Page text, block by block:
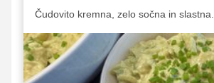
Čudovito kremna, zelo sočna in slastna.